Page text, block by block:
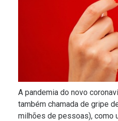
A pandemia do novo
também chamada de gripe
milhões de pessoas), como